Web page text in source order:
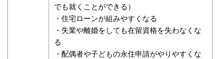
でも就くことができる）
・住宅ローンが組みやすくなる
・失業や離婚をしても在留資格を失わなくな
る
・配偶者や子どもの永住申請がやりやすくな